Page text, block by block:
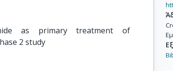
as primary treatment of
2 study